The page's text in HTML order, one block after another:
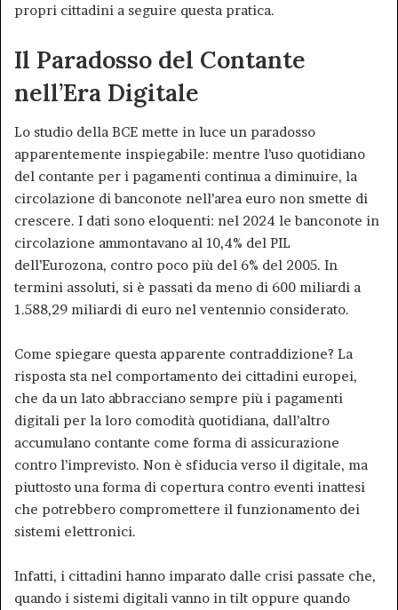
propri cittadini a seguire questa pratica.
Il Paradosso del Contante
nell’Era Digitale
Lo studio della BCE mette in luce un paradosso
apparentemente inspiegabile: mentre l’uso quotidiano
del contante per i pagamenti continua a diminuire, la
circolazione di banconote nell’area euro non smette di
crescere. I dati sono eloquenti: nel 2024 le banconote in
circolazione ammontavano al 10,4% del PIL
dell’Eurozona, contro poco più del 6% del 2005. In
termini assoluti, si è passati da meno di 600 miliardi a
1.588,29 miliardi di euro nel ventennio considerato.
Come spiegare questa apparente contraddizione? La
risposta sta nel comportamento dei cittadini europei,
che da un lato abbracciano sempre più i pagamenti
digitali per la loro comodità quotidiana, dall’altro
accumulano contante come forma di assicurazione
contro l’imprevisto. Non è sfiducia verso il digitale, ma
piuttosto una forma di copertura contro eventi inattesi
che potrebbero compromettere il funzionamento dei
sistemi elettronici.
Infatti, i cittadini hanno imparato dalle crisi passate che,
quando i sistemi digitali vanno in tilt oppure quando